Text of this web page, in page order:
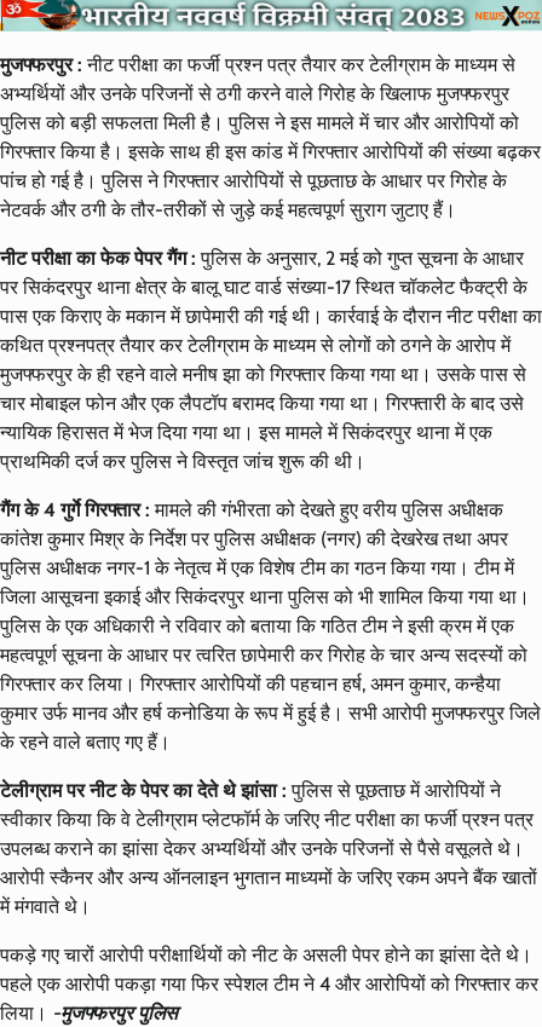
मुजफ्फरपुर : नीट परीक्षा का फर्जी प्रश्न पत्र तैयार कर टेलीग्राम के माध्यम से
अभ्यर्थियों और उनके परिजनों से ठगी करने वाले गिरोह के खिलाफ मुजफ्फरपुर
पुलिस को बड़ी सफलता मिली है। पुलिस ने इस मामले में चार और आरोपियों को
गिरफ्तार किया है। इसके साथ ही इस कांड में गिरफ्तार आरोपियों की संख्या बढ़कर
पांच हो गई है। पुलिस ने गिरफ्तार आरोपियों से पूछताछ के आधार पर गिरोह के
नेटवर्क और ठगी के तौर-तरीकों से जुड़े कई महत्वपूर्ण सुराग जुटाए हैं।
नीट परीक्षा का फेक पेपर गैंग : पुलिस के अनुसार, 2 मई को गुप्त सूचना के आधार
पर सिकंदरपुर थाना क्षेत्र के बालू घाट वार्ड संख्या-17 स्थित चॉकलेट फैक्ट्री के
पास एक किराए के मकान में छापेमारी की गई थी। कार्रवाई के दौरान नीट परीक्षा का
कथित प्रश्नपत्र तैयार कर टेलीग्राम के माध्यम से लोगों को ठगने के आरोप में
मुजफ्फरपुर के ही रहने वाले मनीष झा को गिरफ्तार किया गया था। उसके पास से
चार मोबाइल फोन और एक लैपटॉप बरामद किया गया था। गिरफ्तारी के बाद उसे
न्यायिक हिरासत में भेज दिया गया था। इस मामले में सिकंदरपुर थाना में एक
प्राथमिकी दर्ज कर पुलिस ने विस्तृत जांच शुरू की थी।
गैंग के 4 गुर्गे गिरफ्तार :मामले की गंभीरता को देखते हुए वरीय पुलिस अधीक्षक
कांतेश कुमार मिश्र के निर्देश पर पुलिस अधीक्षक (नगर) की देखरेख तथा अपर
पुलिस अधीक्षक नगर-1 के नेतृत्व में एक विशेष टीम का गठन किया गया। टीम में
जिला आसूचना इकाई और सिकंदरपुर थाना पुलिस को भी शामिल किया गया था।
पुलिस के एक अधिकारी ने रविवार को बताया कि गठित टीम ने इसी क्रम में एक
महत्वपूर्ण सूचना के आधार पर त्वरित छापेमारी कर गिरोह के चार अन्य सदस्यों को
गिरफ्तार कर लिया। गिरफ्तार आरोपियों की पहचान हर्ष, अमन कुमार, कन्हैया
कुमार उर्फ मानव और हर्ष कनोडिया के रूप में हुई है। सभी आरोपी मुजफ्फरपुर जिले
के रहने वाले बताए गए हैं।
टेलीग्राम पर नीट के पेपर का देते थे झांसा : पुलिस से पूछताछ में आरोपियों ने
स्वीकार किया कि वे टेलीग्राम प्लेटफॉर्म के जरिए नीट परीक्षा का फर्जी प्रश्न पत्र
उपलब्ध कराने का झांसा देकर अभ्यर्थियों और उनके परिजनों से पैसे वसूलते थे।
आरोपी स्कैनर और अन्य ऑनलाइन भुगतान माध्यमों के जरिए रकम अपने बैंक खातों
में मंगवाते थे।
पकड़े गए चारों आरोपी परीक्षार्थियों को नीट के असली पेपर होने का झांसा देते थे।
पहले एक आरोपी पकड़ा गया फिर स्पेशल टीम ने 4 और आरोपियों को गिरफ्तार कर
लिया। -मुजफ्फरपुर पुलिस